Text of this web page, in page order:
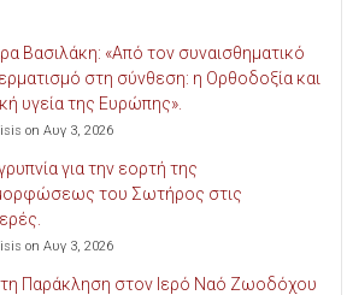
Βασιλάκη: «Από τον συναισθηματικό
στη σύνθεση: η Ορθοδοξία και
υγεία της Ευρώπης».
on Αυγ 3, 2026
για την εορτή της
του Σωτήρος στις
on Αυγ 3, 2026
Παράκληση στον Ιερό Ναό Ζωοδόχου